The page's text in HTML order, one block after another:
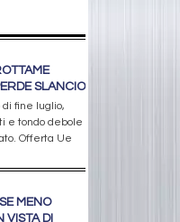
SLANCIO
di fine luglio,
e tondo debole
Offerta Ue
MENO
VISTA DI